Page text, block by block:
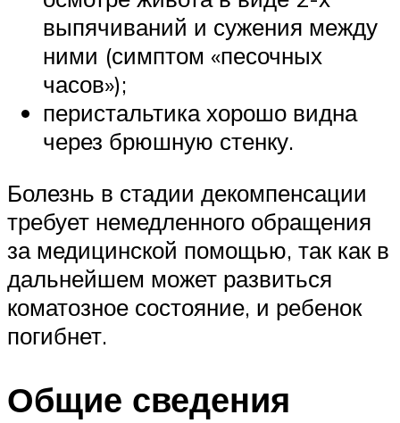
выпячиваний и сужения между
ними (симптом «песочных
часов»);
перистальтика хорошо видна
через брюшную стенку.
Болезнь в стадии декомпенсации
требует немедленного обращения
за медицинской помощью, так как в
дальнейшем может развиться
коматозное состояние, и ребенок
погибнет.
Общие сведения